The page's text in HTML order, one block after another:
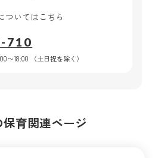
ついてはこちら
710
〜18:00 （土日祝を除く）
育関連ページ